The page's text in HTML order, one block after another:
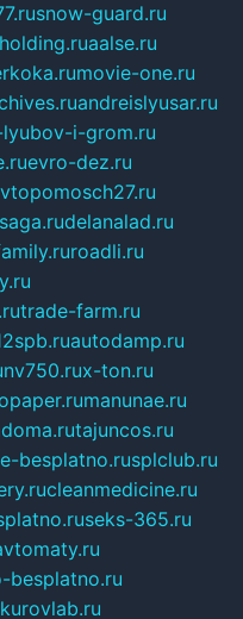
snow-guard.ru
aalse.ru
movie-one.ru
andreislyusar.ru
i-grom.ru
evro-dez.ru
delanalad.ru
roadli.ru
trade-farm.ru
autodamp.ru
nv750.rux-ton.ru
manunae.ru
tajuncos.ru
besplatno.rusplclub.ru
cleanmedicine.ru
seks-365.ru
besplatno.ru